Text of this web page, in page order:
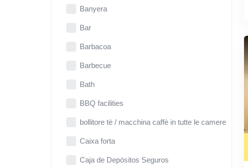
Banyera
Bar
Barbacoa
Barbecue
Bath
BBQ facilities
bollitore tè / macchina caffè in tutte le camere
Caixa forta
Caja de Depósitos Seguros